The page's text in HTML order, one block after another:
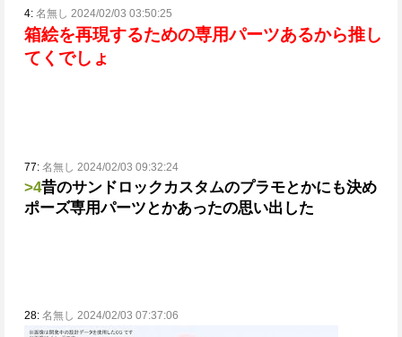
4: 名無し 2024/02/03 03:50:25
箱絵を再現するための専用パーツあるから推し
てくでしょ
77: 名無し 2024/02/03 09:32:24
>4昔のサンドロックカスタムのプラモとかにも決め
ポーズ専用パーツとかあったの思い出した
28: 名無し 2024/02/03 07:37:06